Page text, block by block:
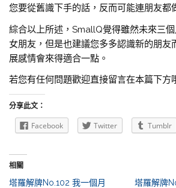
您要從舊識下手的話，反而可能連朋友都
綜合以上所述，SmallQ覺得雖然未來三
女朋友，但是也建議您多多認識新的朋友
展感情會來得適合一點。
若您有任何問題歡迎直接留言在本篇下方
分享此文：
Facebook Twitter Tumblr
相關
塔羅解牌No.102 我一個月
塔羅解牌